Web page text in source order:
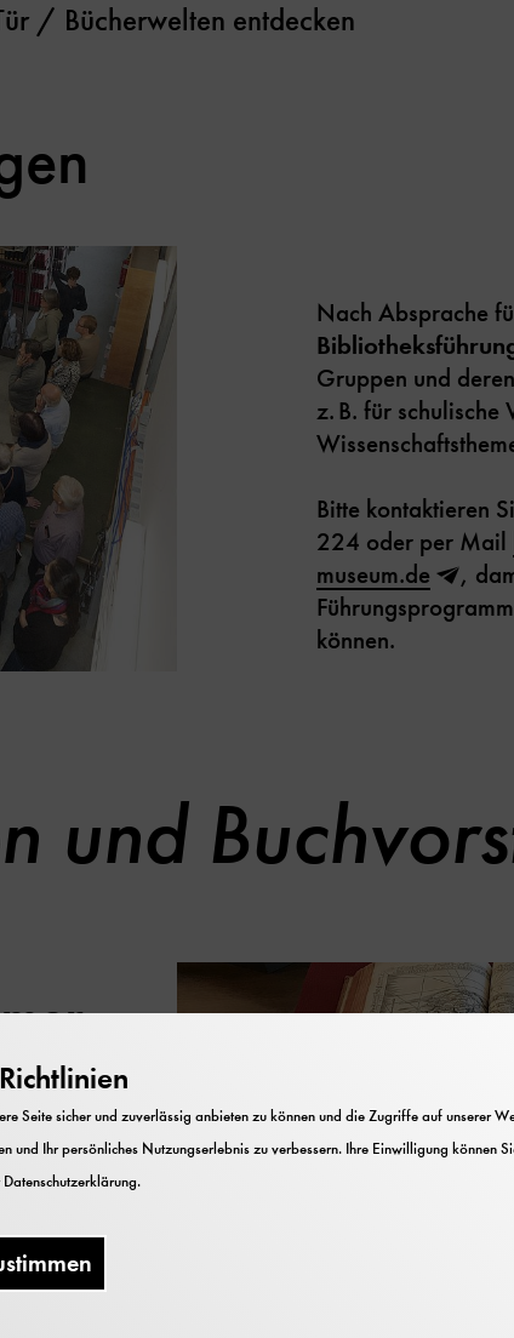
/ Bücherwelten entdecken
Nach Absprache
Gruppen und
z. B. für schulische
Bitte kontaktieren
224 oder per Mail
museum.de
,
können.
und
wieder
Seite sicher und zuverlässig anbieten zu können und die Zugriffe auf unserer
und Ihr persönliches Nutzungserlebnis zu verbessern. Ihre Einwilligung können
Datenschutzerklärung.